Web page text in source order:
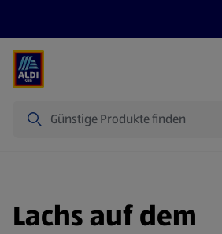
Lachs auf dem